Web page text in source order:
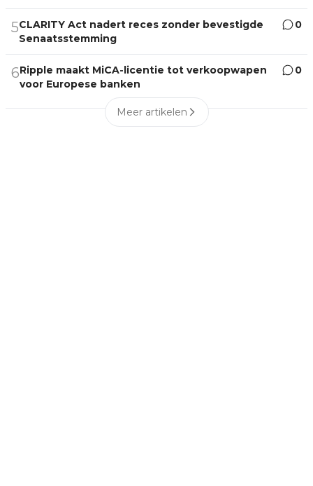
5CLARITY Act nadert reces zonder bevestigde
Senaatsstemming
0
6Ripple maakt MiCA-licentie tot verkoopwapen
voor Europese banken
0
Meer artikelen